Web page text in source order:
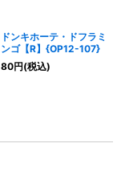
ドンキホーテ・ドフラミ
ンゴ【R】{OP12-107}
80円(税込)